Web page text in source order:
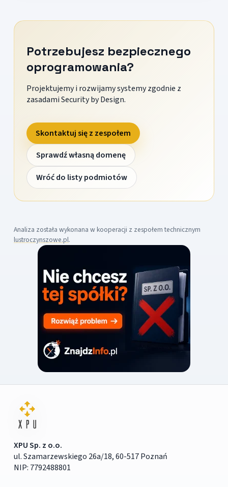
Potrzebujesz bezpiecznego
oprogramowania?
Projektujemy i rozwijamy systemy zgodnie z
zasadami Security by Design.
Skontaktuj się z zespołem
Sprawdź własną domenę
Wróć do listy podmiotów
Analiza została wykonana w kooperacji z zespołem technicznym
lustroczynszowe.pl.
XPU Sp. z o.o.
ul. Szamarzewskiego 26a/18, 60-517 Poznań
NIP: 7792488801